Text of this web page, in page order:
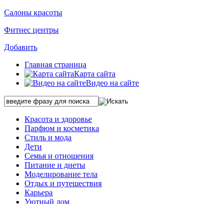
Салоны красоты
Фитнес центры
Добавить
Главная страница
Карта сайта
Видео на сайте
Красота и здоровье
Парфюм и косметика
Стиль и мода
Дети
Семья и отношения
Питание и диеты
Моделирование тела
Отдых и путешествия
Карьера
Уютный дом